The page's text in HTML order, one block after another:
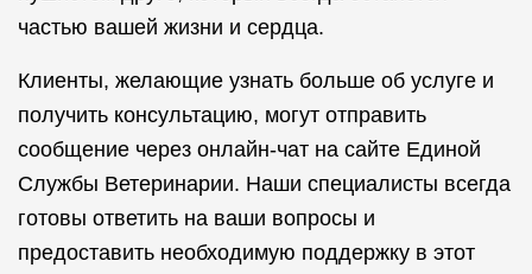
частью вашей жизни и сердца.
Клиенты, желающие узнать больше об услуге и
получить консультацию, могут отправить
сообщение через онлайн-чат на сайте Единой
Службы Ветеринарии. Наши специалисты всегда
готовы ответить на ваши вопросы и
предоставить необходимую поддержку в этот